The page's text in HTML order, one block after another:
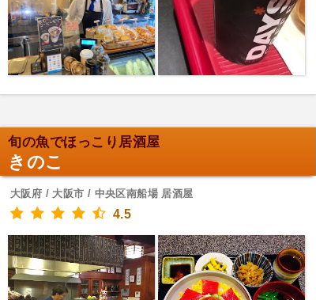
旬の魚でほっこり居酒屋
きのこ
大阪府 / 大阪市 / 中央区南船場 居酒屋
4.5